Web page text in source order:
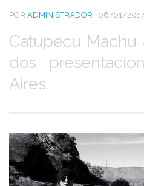
POR ADMINISTRADOR · 06/01/2017
Catupecu
dos
Aires.